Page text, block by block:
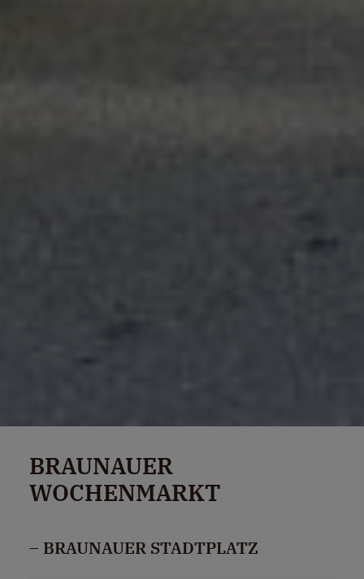
BRAUNAUER
WOCHENMARKT
– BRAUNAUER STADTPLATZ